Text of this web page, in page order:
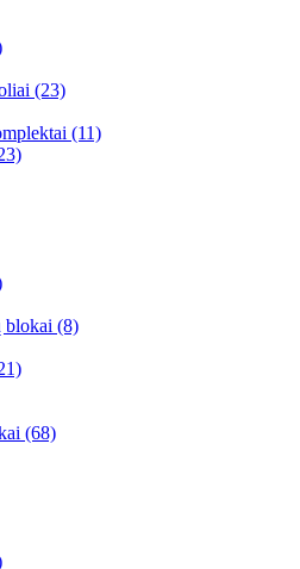
(23)
(11)
blokai (8)
(68)